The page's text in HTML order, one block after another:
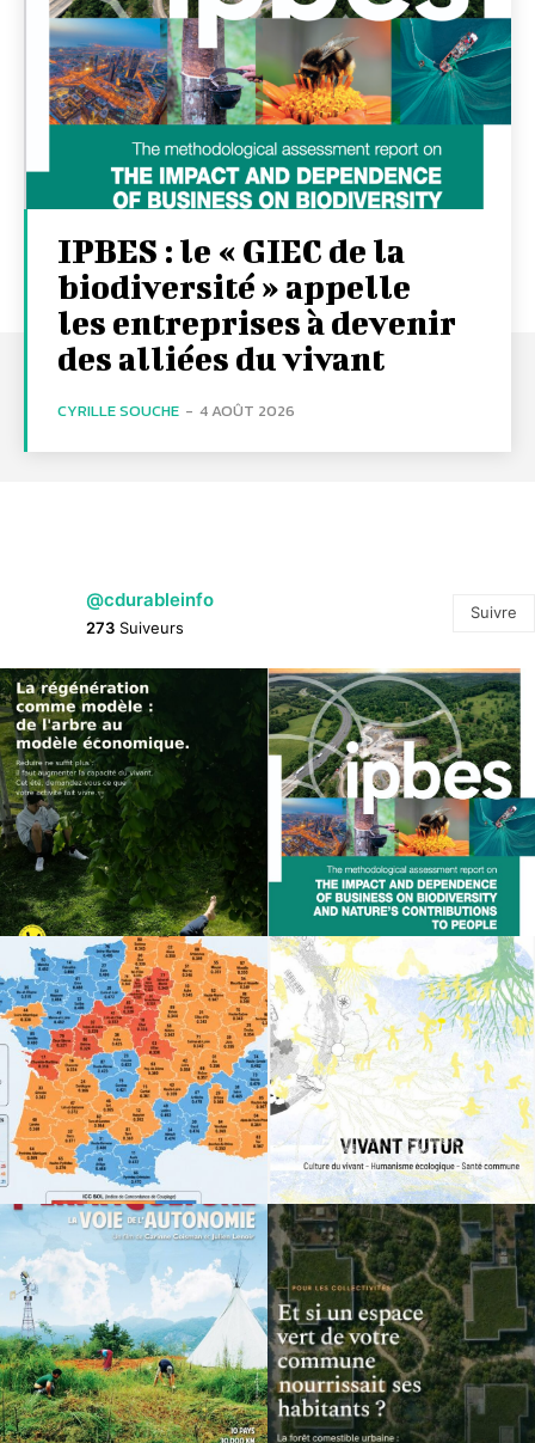
IPBES : le « GIEC de la
biodiversité » appelle
les entreprises à devenir
des alliées du vivant
CYRILLE SOUCHE - 4 AOÛT 2026
@cdurableinfo
273 Suiveurs
Suivre